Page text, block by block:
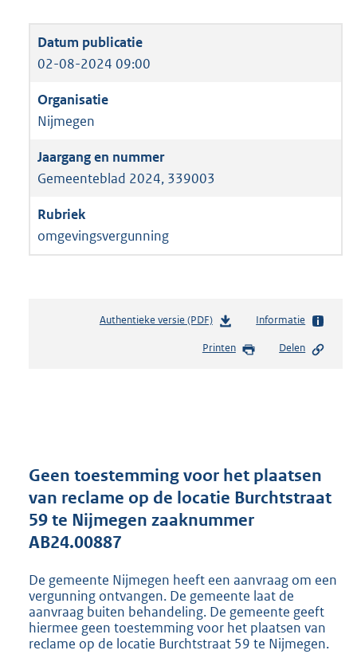
02-08-2024 09:00
Nijmegen
Gemeenteblad 2024, 339003
omgevingsvergunning
Authentieke versie (PDF)b
s
r
o
t
8
0
7
Informatie
Printen Delen
Geen toestemming voor het plaatsen
van reclame op de locatie Burchtstraat
59 te Nijmegen zaaknummer
AB24.00887
De gemeente Nijmegen heeft een aanvraag om een
vergunning ontvangen. De gemeente laat de
aanvraag buiten behandeling. De gemeente geeft
hiermee geen toestemming voor het plaatsen van
reclame op de locatie Burchtstraat 59 te Nijmegen.